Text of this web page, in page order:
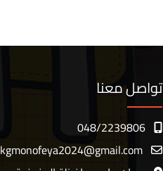
تواصل معنا
048/2239806
kgmonofeya2024@gmail.com